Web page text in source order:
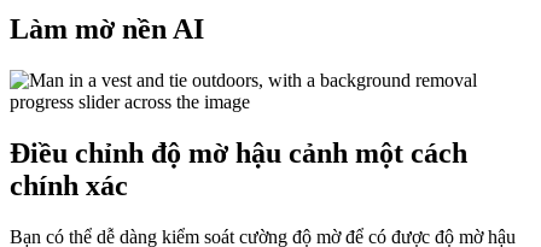
Làm mờ nền AI
Điều chỉnh độ mờ hậu cảnh một cách
chính xác
Bạn có thể dễ dàng kiểm soát cường độ mờ để có được độ mờ hậu